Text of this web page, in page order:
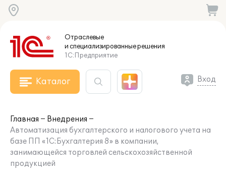
Отраслевые
и специализированныерешения
1С:Предприятие
Каталог Вход
Главная
Внедрения
Автоматизация бухгалтерского и налогового учета на
базе ПП «1С:Бухгалтерия 8» в компании,
занимающейся торговлей сельскохозяйственной
продукцией